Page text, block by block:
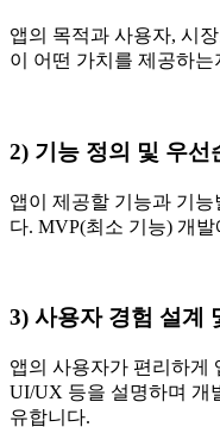
앱의 목적과 사용자, 시
이 어떤 가치를 제공하
2) 기능 정의 및 우선
앱이 제공할 기능과 기능
다. MVP(최소 기능) 개
3) 사용자 경험 설계
앱의 사용자가 편리하게
UI/UX 등을 설명하며 개
유합니다.